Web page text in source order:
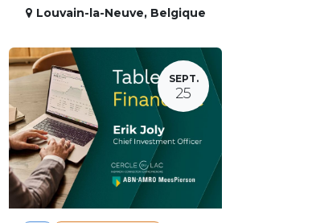
Louvain-la-Neuve, Belgique
SEPT.
25